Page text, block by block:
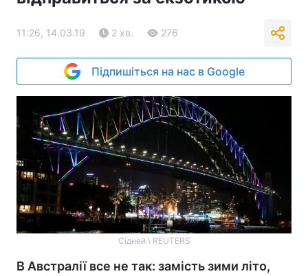
11:26, 14.03.19 2 хв. 276
Підпишіться на нас в Google
Сідней \ REUTERS
В Австралії все не так: замість зими літо,